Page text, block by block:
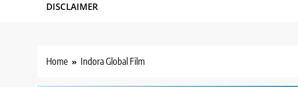
DISCLAIMER
Home Indora Global Film